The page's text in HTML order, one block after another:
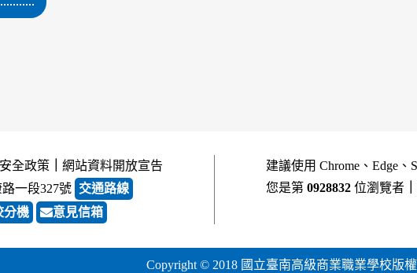
全政策
網站資料開放宣告
一段327號 交通路線
分機 意見信箱
建議使用 Chrome、Edge
您是第 0928832 位瀏覽者
Copyright © 2018 國立臺南高級商業職業學校版